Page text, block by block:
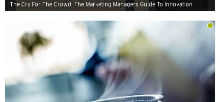
The Cry For The Crowd: The Marketing Managers Guide To Innovation